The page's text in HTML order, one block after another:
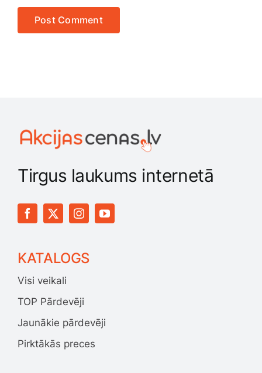
Tirgus laukums internetā
KATALOGS
Visi veikali
TOP Pārdevēji
Jaunākie pārdevēji
Pirktākās preces